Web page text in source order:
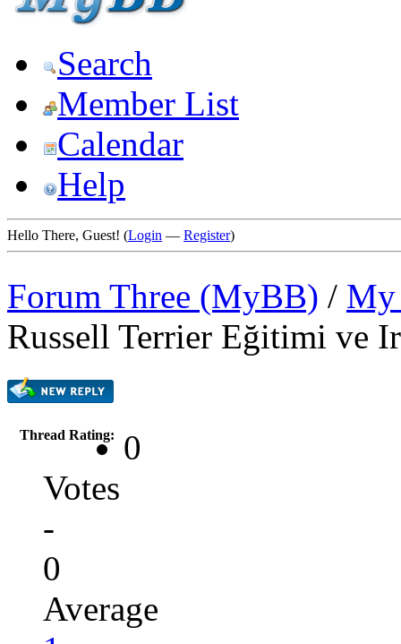
Search
Member List
Calendar
Help
Hello There, Guest! (Login — Register)
Forum Three (MyBB) / My
Russell Terrier Eğitimi ve
Thread Rating:
0
Votes
-
0
Average